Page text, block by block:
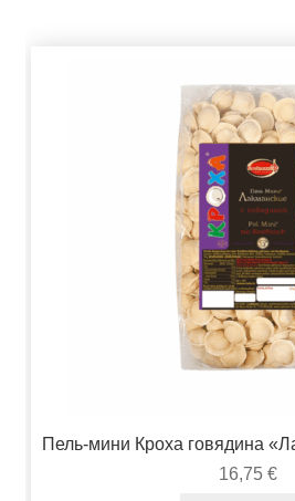
Пель-мини Кроха говядина
16,75 €